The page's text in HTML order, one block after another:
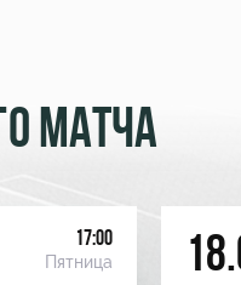
МАТЧА
17:00
Пятница